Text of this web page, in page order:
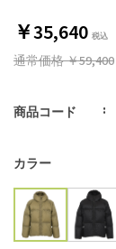
￥35,640
通常価格￥59,400
商品コード
カラー